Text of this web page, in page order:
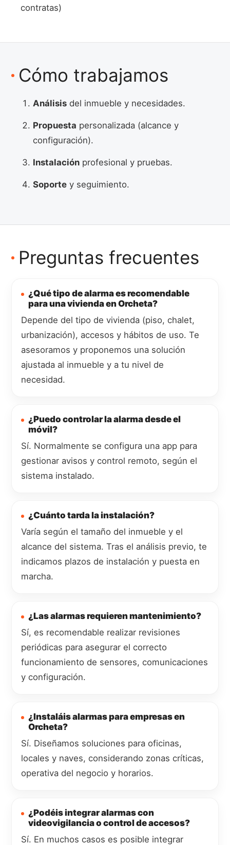
contratas)
Cómo trabajamos
Análisis del inmueble y necesidades.
Propuesta personalizada (alcance y
configuración).
Instalación profesional y pruebas.
Soporte y seguimiento.
Preguntas frecuentes
¿Qué tipo de alarma es recomendable
para una vivienda en Orcheta?
Depende del tipo de vivienda (piso, chalet,
urbanización), accesos y hábitos de uso. Te
asesoramos y proponemos una solución
ajustada al inmueble y a tu nivel de
necesidad.
¿Puedo controlar la alarma desde el
móvil?
Sí. Normalmente se configura una app para
gestionar avisos y control remoto, según el
sistema instalado.
¿Cuánto tarda la instalación?
Varía según el tamaño del inmueble y el
alcance del sistema. Tras el análisis previo, te
indicamos plazos de instalación y puesta en
marcha.
¿Las alarmas requieren mantenimiento?
Sí, es recomendable realizar revisiones
periódicas para asegurar el correcto
funcionamiento de sensores, comunicaciones
y configuración.
¿Instaláis alarmas para empresas en
Orcheta?
Sí. Diseñamos soluciones para oficinas,
locales y naves, considerando zonas críticas,
operativa del negocio y horarios.
¿Podéis integrar alarmas con
videovigilancia o control de accesos?
Sí. En muchos casos es posible integrar